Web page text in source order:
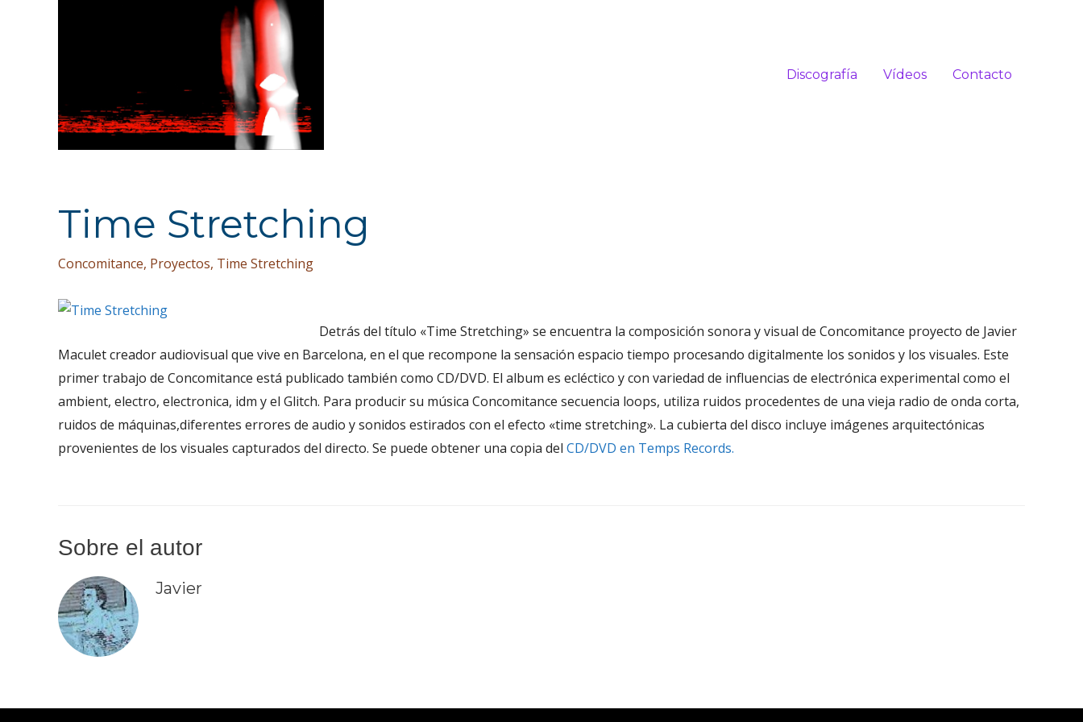
Discografía Vídeos Contacto
Time Stretching
Concomitance, Proyectos, Time Stretching
Detrás del título «Time Stretching» se encuentra la composición sonora y visual de Concomitance proyecto de Javier
Maculet creador audiovisual que vive en Barcelona, en el que recompone la sensación espacio tiempo procesando digitalmente los sonidos y los visuales. Este
primer trabajo de Concomitance está publicado también como CD/DVD. El album es ecléctico y con variedad de influencias de electrónica experimental como el
ambient, electro, electronica, idm y el Glitch. Para producir su música Concomitance secuencia loops, utiliza ruidos procedentes de una vieja radio de onda corta,
ruidos de máquinas,diferentes errores de audio y sonidos estirados con el efecto «time stretching». La cubierta del disco incluye imágenes arquitectónicas
provenientes de los visuales capturados del directo. Se puede obtener una copia del CD/DVD en Temps Records.
Sobre el autor
Javier